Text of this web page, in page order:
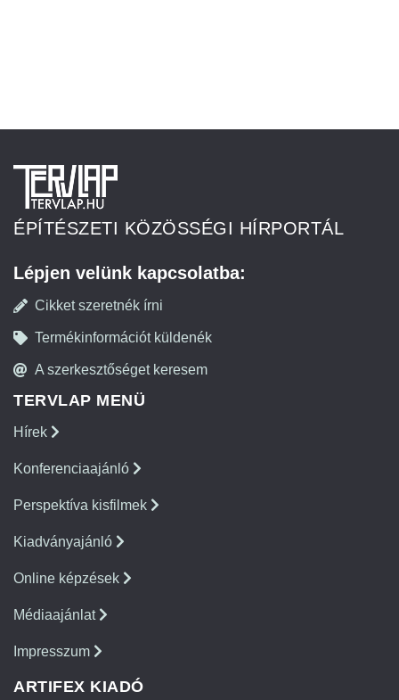
ÉPÍTÉSZETI KÖZÖSSÉGI HÍRPORTÁL
Lépjen velünk kapcsolatba:
Cikket szeretnék írni
Termékinformációt küldenék
A szerkesztőséget keresem
TERVLAP MENÜ
Hírek
Konferenciaajánló
Perspektíva kisfilmek
Kiadványajánló
Online képzések
Médiaajánlat
Impresszum
ARTIFEX KIADÓ